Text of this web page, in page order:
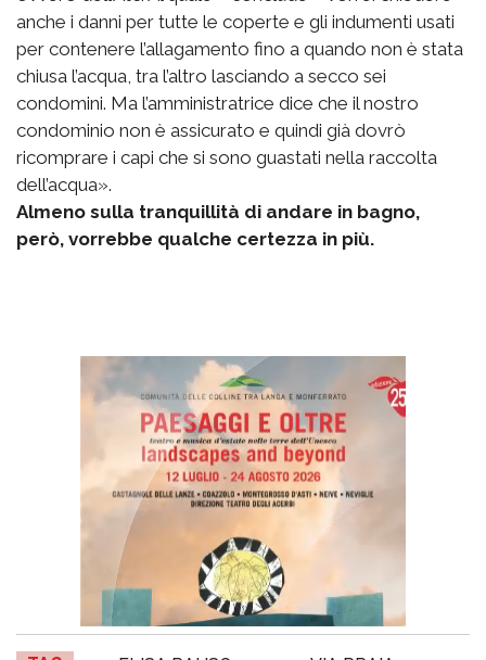
anche i danni per tutte le coperte e gli indumenti usati
per contenere l’allagamento fino a quando non è stata
chiusa l’acqua, tra l’altro lasciando a secco sei
condomini. Ma l’amministratrice dice che il nostro
condominio non è assicurato e quindi già dovrò
ricomprare i capi che si sono guastati nella raccolta
dell’acqua».
Almeno sulla tranquillità di andare in bagno,
però, vorrebbe qualche certezza in più.